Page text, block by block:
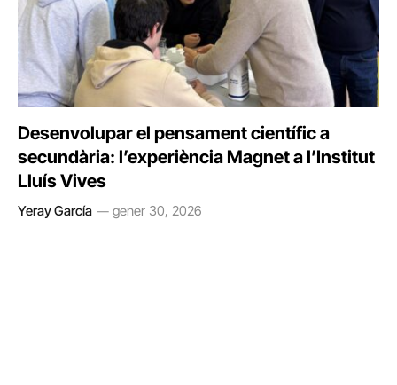
Desenvolupar el pensament científic a
secundària: l’experiència Magnet a l’Institut
Lluís Vives
Yeray García gener 30, 2026